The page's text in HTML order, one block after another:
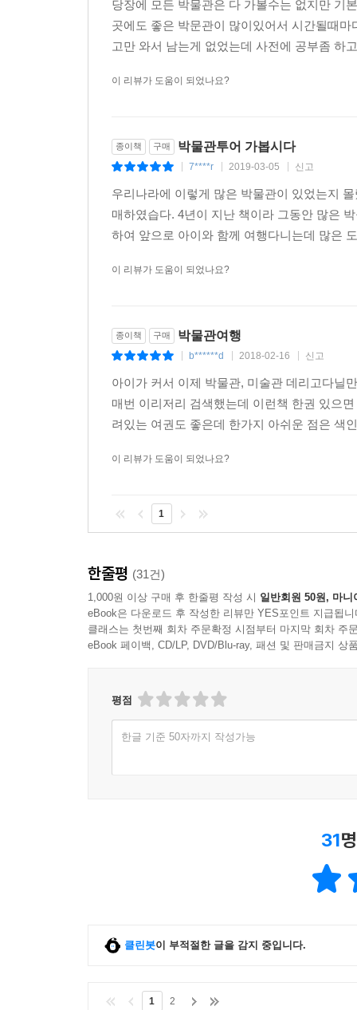
아이에게는 박물관 여행 동기를 부여해주는 특별
이 책에는 박물관 여행의 즐거움을 배가시킬 세
배우는 코스, 아이와 함께 도란도란 이야기를 나
복잡한 도시에서 온 가족이 차를 가지고 움직
패스포트’를 이용하면 아이의 집중력을 끌어 올
있다. 뮤지엄 패스포트 하나만으로도 아이는 박
간략 정보를 담고 있어서 전국 박물관 내비게이션
이 책 한 권으로 박물관 여행 준비는 모두 마
여름에는 시원한 쉼터가, 한겨울에는 마음을 녹
당장에 모든 박물관은 다 가볼수는 없지만 기
곳에도 좋은 박문관이 많이있어서 시간될때
고만 와서 남는게 없었는데 사전에 공부좀 하
이 리뷰가 도움이 되었나요?
종이책 구매 박물관투어 가봅시다
7****r 2019-03-05 신고
우리나라에 이렇게 많은 박물관이 있었는지
매하였습다. 4년이 지난 책이라 그동안 많은
하여 앞으로 아이와 함께 여행다니는데 많은
이 리뷰가 도움이 되었나요?
종이책 구매 박물관여행
b******d 2018-02-16 신고
아이가 커서 이제 박물관, 미술관 데리고다닐
매번 이리저리 검색했는데 이런책 한권 있으
려있는 여권도 좋은데 한가지 아쉬운 점은 색
이 리뷰가 도움이 되었나요?
1
한줄평 (31건)
1,000원 이상 구매 후 한줄평 작성 시 일반회원 50원, 마니
eBook은 다운로드 후 작성한 리뷰만 YES포인트 지급됩니
클래스는 첫번째 회차 주문확정 시점부터 마지막 회차 주
eBook 페이백, CD/LP, DVD/Blu-ray, 패션 및 판매금지 상
평점
한글 기준 50자까지 작성가능
31
클린봇이 부적절한 글을 감지 중입니다.
1 2